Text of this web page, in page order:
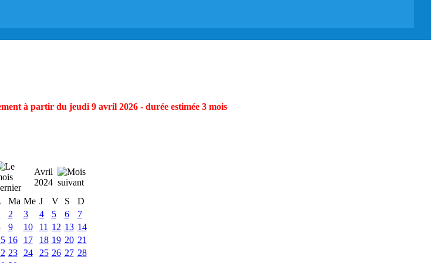
à partir du jeudi 9 avril 2026 - durée estimée 3 mois
Avril
2024
Ma Me J V S
D
2 3 4 5 6
7
9 10 11 12 13 14
16 17 18 19 20 21
23 24 25 26 27 28